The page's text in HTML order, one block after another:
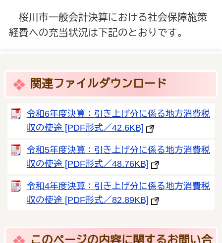
桜川市一般会計決算における社会保障施策
経費への充当状況は下記のとおりです。
関連ファイルダウンロード
令和6年度決算：引き上げ分に係る地方消費税
収の使途 [PDF形式／42.6KB]
令和5年度決算：引き上げ分に係る地方消費税
収の使途 [PDF形式／48.76KB]
令和4年度決算：引き上げ分に係る地方消費税
収の使途 [PDF形式／82.89KB]
このページの内容に関するお問い合